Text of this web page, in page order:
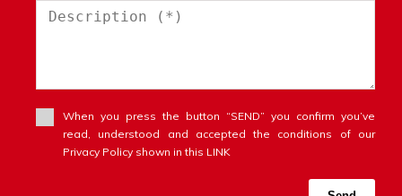
When you press the button “SEND” you confirm you’ve
read, understood and accepted the conditions of our
Privacy Policy shown in this LINK